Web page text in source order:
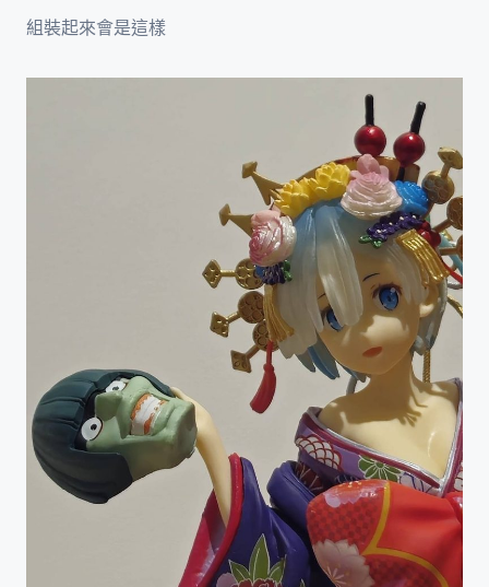
組裝起來會是這樣